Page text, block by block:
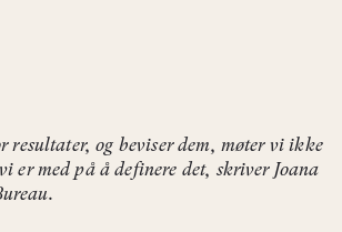
resultater, og beviser dem, møter vi ikke
er med på å definere det, skriver Joana